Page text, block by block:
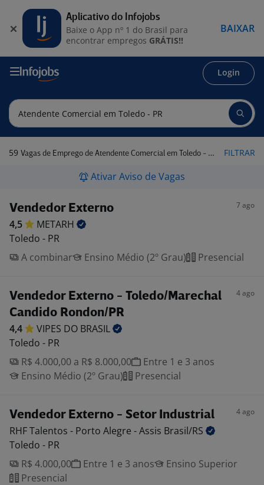
Login
59 Vagas de Emprego de Atendente Comercial em Toledo - PR FILTRAR
Ativar Aviso de Vagas
Vendedor Externo 7 ago
4,5
METARH
Toledo - PR
A combinar
Ensino Médio (2º Grau) Presencial
Vendedor Externo - Toledo/Marechal
Candido Rondon/PR
4 ago
4,4 VIPES DO BRASIL
Toledo - PR
R$ 4.000,00 a R$ 8.000,00
Entre 1 e 3 anos
Ensino Médio (2º Grau)
Presencial
Vendedor Externo - Setor Industrial 4 ago
RHF Talentos - Porto Alegre - Assis Brasil/RS
Toledo - PR
R$ 4.000,00
Entre 1 e 3 anos
Ensino Superior
Presencial
Aplicativo do Infojobs
Baixe o App nº 1 do Brasil para
encontrar empregos GRÁTIS!!
BAIXAR